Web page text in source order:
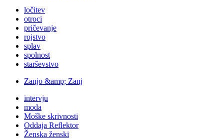
ločitev
otroci
pričevanje
rojstvo
splav
spolnost
starševstvo
Zanjo &amp; Zanj
intervju
moda
Moške skrivnosti
Oddaja Reflektor
Ženska ženski